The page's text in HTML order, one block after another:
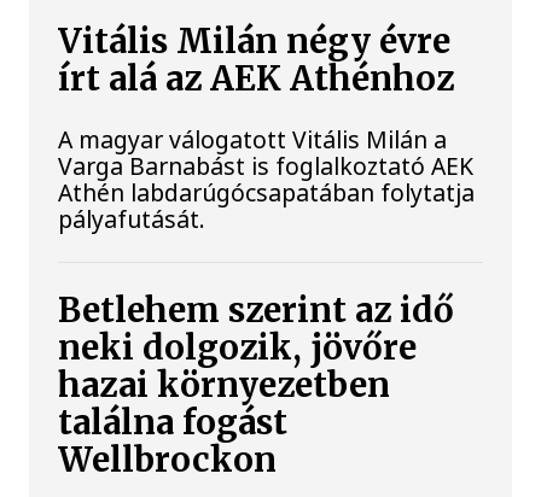
Vitális Milán négy évre
írt alá az AEK Athénhoz
A magyar válogatott Vitális Milán a
Varga Barnabást is foglalkoztató AEK
Athén labdarúgócsapatában folytatja
pályafutását.
Betlehem szerint az idő
neki dolgozik, jövőre
hazai környezetben
találna fogást
Wellbrockon